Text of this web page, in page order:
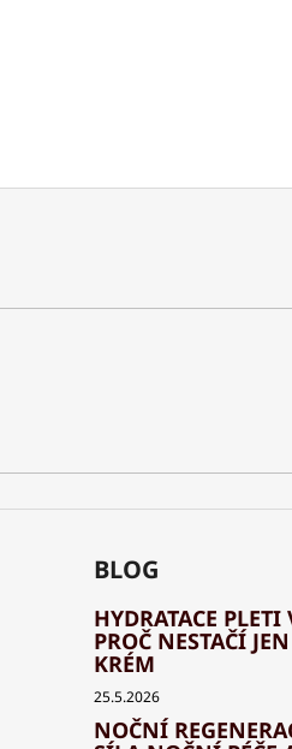
BLOG
HYDRATACE PLETI
PROČ NESTAČÍ
KRÉM
25.5.2026
NOČNÍ